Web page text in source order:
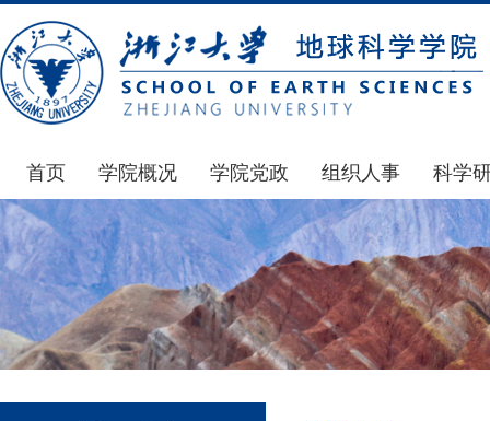
首页 学院概况
学院简介
发展简史
组织机构
师资力量
学院党政
通知公告
学院发文
党委会议纪要
党政联席会议纪要
组织人事
通知公告
博士后管理
人才招聘
年度考核
科学
国家
科研
通知
科研